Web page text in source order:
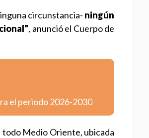
circunstancia- ningún
, anunció el Cuerpo de
el periodo 2026-2030
todo Medio Oriente, ubicada